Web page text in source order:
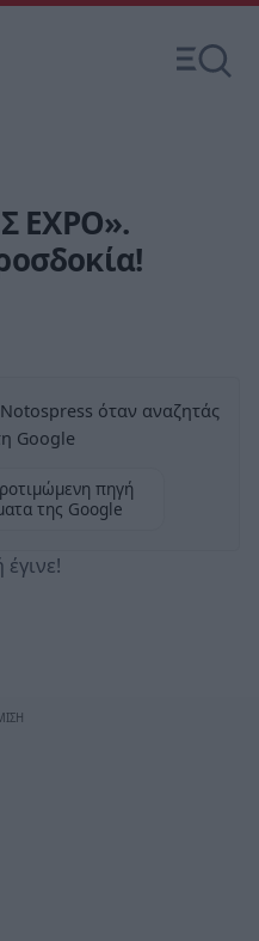
όταν αναζητάς
Google
πηγή
της Google